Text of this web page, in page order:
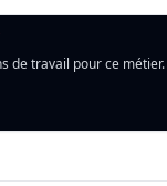
Indicateur
/
Décontaminateur /
de travail pour ce métier.